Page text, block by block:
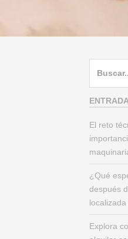
s
a
:
El reto
¿Qué
después
Explora